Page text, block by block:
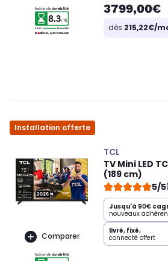
3799,00€
dès 215,22€/
Installation offerte
Comparer
TCL
TV Mini LED
(189 cm)
5/5
Jusqu'à 90€
nouveaux
livré, fixé,
connecté offert